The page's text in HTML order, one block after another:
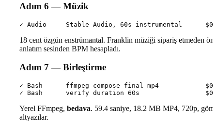
Adım 6 — Müzik
18 cent özgün enstrümantal. Franklin müziği sipariş etmeden
anlatım sesinden BPM hesapladı.
Adım 7 — Birleştirme
✓ Bash      ffmpeg compose final mp4
Yerel FFmpeg, bedava. 59.4 saniye, 18.2 MB MP4, 720p,
altyazılar.